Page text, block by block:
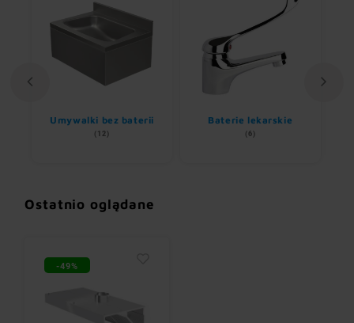
Umywalki bez baterii
(12)
Baterie lekarskie
(6)
Ostatnio oglądane
-49%